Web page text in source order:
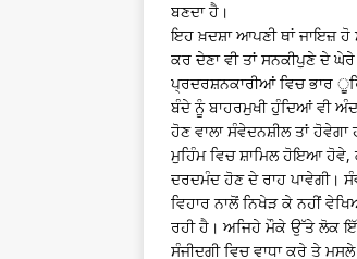
ਬਣਦਾ ਹੈ।
ਇਹ ਖ਼ਦਸ਼ਾ ਆਪਣੀ ਥਾਂ ਜਾਇਜ਼ ਹੋ
ਕਰ ਦੇਣਾ ਵੀ ਤਾਂ ਸਨਕੀਪੁਣੇ ਦੇ
ਪ੍ਰਦਰਸ਼ਨਕਾਰੀਆਂ ਵਿਚ ਭਾਰ
ਬੰਦੇ ਨੂੰ ਬਾਹਰਮੁਖੀ ਹੁੰਦਿਆਂ ਵੀ
ਹੋਣ ਵਾਲਾ ਸੰਵੇਦਨਸ਼ੀਲ ਤਾਂ
ਮੁਹਿੰਮ ਵਿਚ ਸ਼ਾਮਿਲ ਹੋਇਆ ਹੋਵੇ,
ਦਰਦਮੰਦ ਹੋਣ ਦੇ ਰਾਹ ਪਾਵੇਗੀ।
ਵਿਹਾਰ ਨਾਲੋਂ ਨਿਖੇੜ ਕੇ ਨਹੀਂ
ਰਹੀ ਹੈ। ਅਜਿਹੇ ਮੌਕੇ ਉੱਤੇ ਲੋਕ
ਸੰਜੀਦਗੀ ਵਿਚ ਵਾਧਾ ਕਰੇ ਤੇ